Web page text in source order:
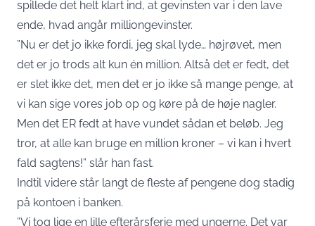
spillede det helt klart ind, at gevinsten var i den lave
ende, hvad angår milliongevinster.
”Nu er det jo ikke fordi, jeg skal lyde… højrøvet, men
det er jo trods alt kun én million. Altså det er fedt, det
er slet ikke det, men det er jo ikke så mange penge, at
vi kan sige vores job op og køre på de høje nagler.
Men det ER fedt at have vundet sådan et beløb. Jeg
tror, at alle kan bruge en million kroner – vi kan i hvert
fald sagtens!” slår han fast.
Indtil videre står langt de fleste af pengene dog stadig
på kontoen i banken.
”Vi tog lige en lille efterårsferie med ungerne. Det var